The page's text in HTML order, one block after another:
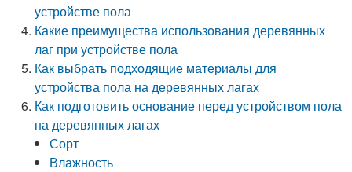
устройстве пола
Какие преимущества использования деревянных
лаг при устройстве пола
Как выбрать подходящие материалы для
устройства пола на деревянных лагах
Как подготовить основание перед устройством пола
на деревянных лагах
Сорт
Влажность